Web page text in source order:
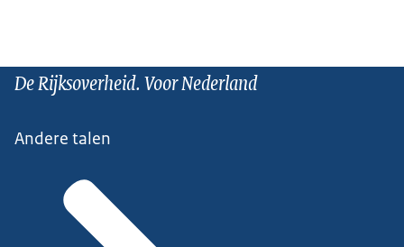
De Rijksoverheid. Voor Nederland
Andere talen